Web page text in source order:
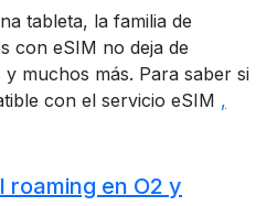
tableta, la familia de
con eSIM no deja de
muchos más. Para saber si
con el servicio eSIM ,
roaming en O2 y